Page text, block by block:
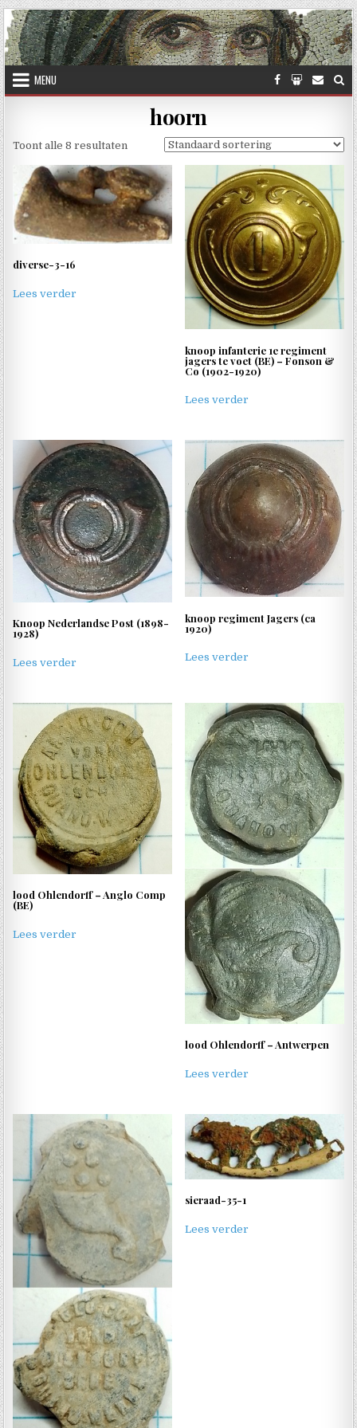
Skip to content
MENU
hoorn
Toont alle 8 resultaten
diverse-3-16
Lees verder
knoop infanterie 1e regiment
jagers te voet (BE) – Fonson &
Co (1902-1920)
Lees verder
Knoop Nederlandse Post (1898-
1928)
Lees verder
knoop regiment Jagers (ca
1920)
Lees verder
lood Ohlendorff – Anglo Comp
(BE)
Lees verder
lood Ohlendorff – Antwerpen
Lees verder
sieraad-35-1
Lees verder